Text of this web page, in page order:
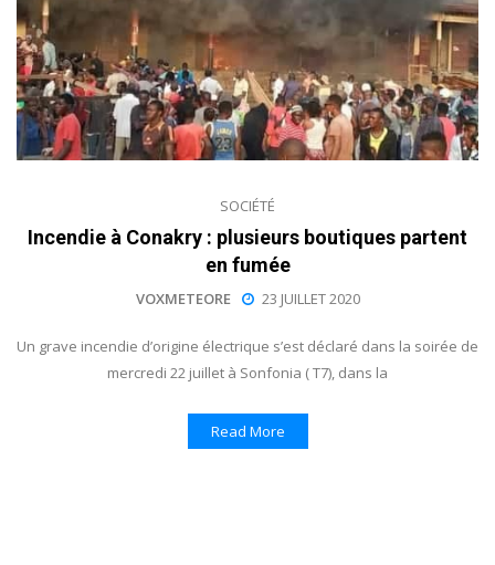
SOCIÉTÉ
Incendie à Conakry : plusieurs boutiques partent
en fumée
VOXMETEORE 23 JUILLET 2020
Un grave incendie d’origine électrique s’est déclaré dans la soirée de
mercredi 22 juillet à Sonfonia ( T7), dans la
Read More